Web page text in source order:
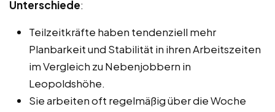
Unterschiede:
Teilzeitkräfte haben tendenziell mehr
Planbarkeit und Stabilität in ihren Arbeitszeiten
im Vergleich zu Nebenjobbern in
Leopoldshöhe.
Sie arbeiten oft regelmäßig über die Woche